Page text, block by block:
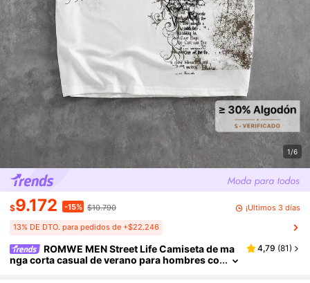
1/6
$9.172 -15% $10.790 ¡Últimos 3 días
13% DE DTO. para pedidos de +$22.246
ROMWE MEN Street Life Camiseta de ma
nga corta casual de verano para hombres co
4,79 (81)